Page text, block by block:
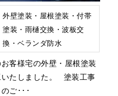
外壁塗装・屋根塗装・付帯
塗装・雨樋交換・波板交
換・ベランダ防水
客様宅の外壁・屋根塗装
いたしました。 塗装工事
ご･･･